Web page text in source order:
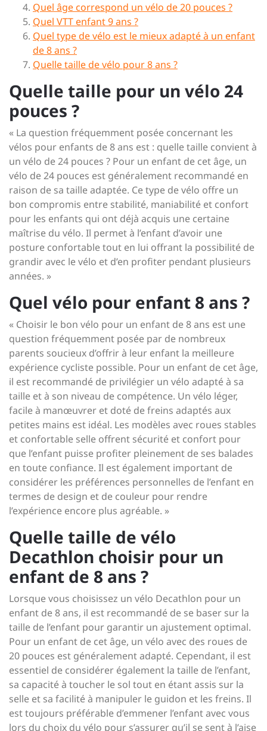
Quel âge correspond un vélo de 20 pouces ?
Quel VTT enfant 9 ans ?
Quel type de vélo est le mieux adapté à un enfant
de 8 ans ?
Quelle taille de vélo pour 8 ans ?
Quelle taille pour un vélo 24
pouces ?
« La question fréquemment posée concernant les
vélos pour enfants de 8 ans est : quelle taille convient à
un vélo de 24 pouces ? Pour un enfant de cet âge, un
vélo de 24 pouces est généralement recommandé en
raison de sa taille adaptée. Ce type de vélo offre un
bon compromis entre stabilité, maniabilité et confort
pour les enfants qui ont déjà acquis une certaine
maîtrise du vélo. Il permet à l’enfant d’avoir une
posture confortable tout en lui offrant la possibilité de
grandir avec le vélo et d’en profiter pendant plusieurs
années. »
Quel vélo pour enfant 8 ans ?
« Choisir le bon vélo pour un enfant de 8 ans est une
question fréquemment posée par de nombreux
parents soucieux d’offrir à leur enfant la meilleure
expérience cycliste possible. Pour un enfant de cet âge,
il est recommandé de privilégier un vélo adapté à sa
taille et à son niveau de compétence. Un vélo léger,
facile à manœuvrer et doté de freins adaptés aux
petites mains est idéal. Les modèles avec roues stables
et confortable selle offrent sécurité et confort pour
que l’enfant puisse profiter pleinement de ses balades
en toute confiance. Il est également important de
considérer les préférences personnelles de l’enfant en
termes de design et de couleur pour rendre
l’expérience encore plus agréable. »
Quelle taille de vélo
Decathlon choisir pour un
enfant de 8 ans ?
Lorsque vous choisissez un vélo Decathlon pour un
enfant de 8 ans, il est recommandé de se baser sur la
taille de l’enfant pour garantir un ajustement optimal.
Pour un enfant de cet âge, un vélo avec des roues de
20 pouces est généralement adapté. Cependant, il est
essentiel de considérer également la taille de l’enfant,
sa capacité à toucher le sol tout en étant assis sur la
selle et sa facilité à manipuler le guidon et les freins. Il
est toujours préférable d’emmener l’enfant avec vous
lors du choix du vélo pour s’assurer qu’il se sent à l’aise